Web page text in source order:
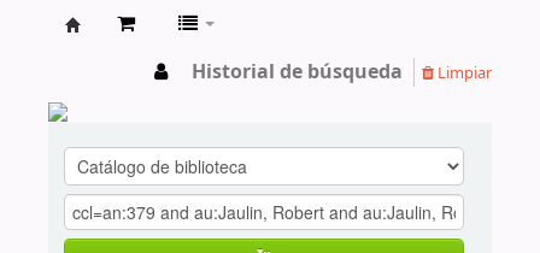
Historial de búsqueda Limpiar